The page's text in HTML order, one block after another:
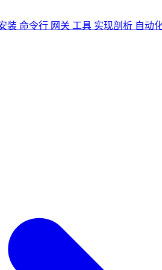
装 命令行 网关 工具 实现剖析 自动